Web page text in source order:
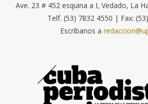
Ave. 23 # 452 esquina a I, Vedado, La
Telf. (53) 7832 4550 | Fax:
Escríbanos a